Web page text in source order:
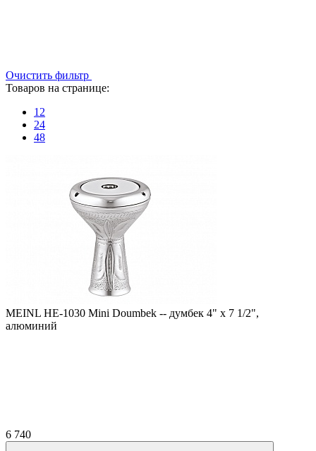
Очистить фильтр
Товаров на странице:
12
24
48
MEINL HE-1030 Mini Doumbek -- думбек 4" х 7 1/2",
алюминий
6 740